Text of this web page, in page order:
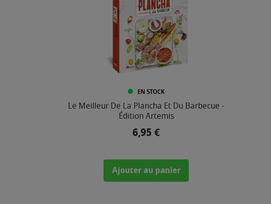
EN STOCK
Le Meilleur De La Plancha Et Du Barbecue -
Édition Artemis
Prix
6,95 €
Ajouter au panier